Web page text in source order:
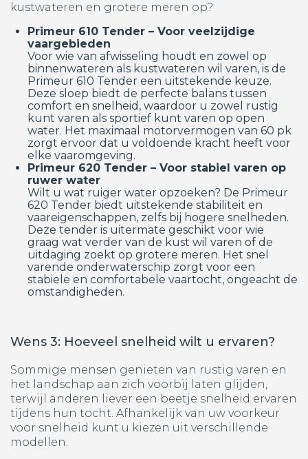
kustwateren en grotere meren op?
Primeur 610 Tender – Voor veelzijdige
vaargebieden
Voor wie van afwisseling houdt en zowel op
binnenwateren als kustwateren wil varen, is de
Primeur 610 Tender een uitstekende keuze.
Deze sloep biedt de perfecte balans tussen
comfort en snelheid, waardoor u zowel rustig
kunt varen als sportief kunt varen op open
water. Het maximaal motorvermogen van 60 pk
zorgt ervoor dat u voldoende kracht heeft voor
elke vaaromgeving.
Primeur 620 Tender – Voor stabiel varen op
ruwer water
Wilt u wat ruiger water opzoeken? De Primeur
620 Tender biedt uitstekende stabiliteit en
vaareigenschappen, zelfs bij hogere snelheden.
Deze tender is uitermate geschikt voor wie
graag wat verder van de kust wil varen of de
uitdaging zoekt op grotere meren. Het snel
varende onderwaterschip zorgt voor een
stabiele en comfortabele vaartocht, ongeacht de
omstandigheden.
Wens 3: Hoeveel snelheid wilt u ervaren?
Sommige mensen genieten van rustig varen en
het landschap aan zich voorbij laten glijden,
terwijl anderen liever een beetje snelheid ervaren
tijdens hun tocht. Afhankelijk van uw voorkeur
voor snelheid kunt u kiezen uit verschillende
modellen.